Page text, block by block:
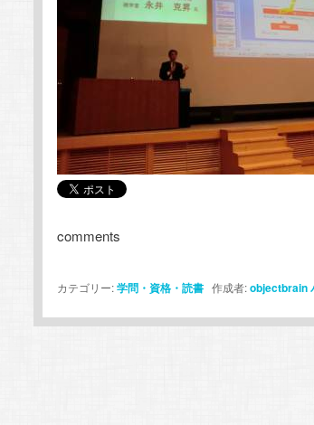
comments
カテゴリー:学問・資格・読書 作成者:objectbrain